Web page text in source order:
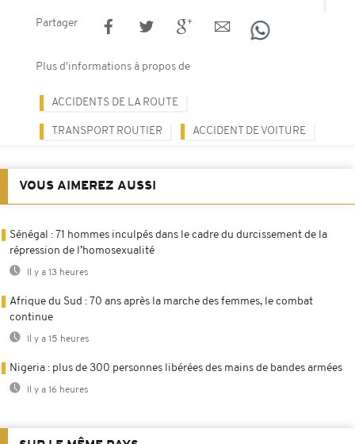
Partager
Plus d'informations à propos de
ACCIDENTS DE LA ROUTE
TRANSPORT ROUTIER ACCIDENT DE VOITURE
VOUS AIMEREZ AUSSI
Sénégal : 71 hommes inculpés dans le cadre du durcissement de la
répression de l’homosexualité
Il y a 13 heures
Afrique du Sud : 70 ans après la marche des femmes, le combat
continue
Il y a 15 heures
Nigeria : plus de 300 personnes libérées des mains de bandes armées
Il y a 16 heures